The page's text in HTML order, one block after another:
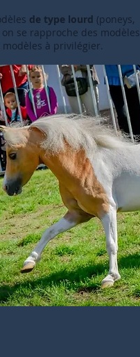
de type lourd (poneys,
se rapproche des modèles
à privilégier.